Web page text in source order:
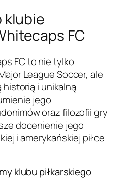
klubie
FC
FC to nie tylko
League Soccer, ale
i unikalną
jego
oraz filozofii gry
docenienie jego
i amerykańskiej piłce
klubu piłkarskiego